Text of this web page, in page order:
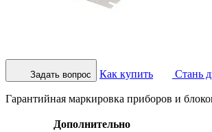
Задать вопрос Как купить Стань
Гарантийная маркировка приборов и
Дополнительно